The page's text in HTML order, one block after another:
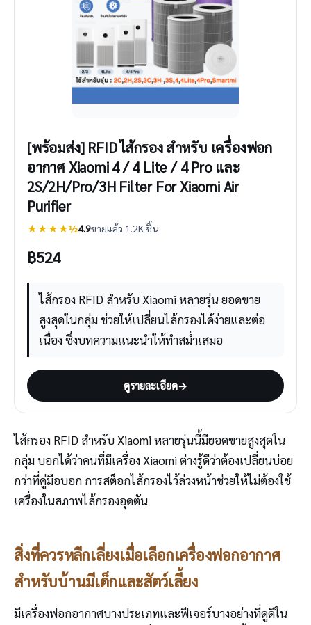
[พร้อมส่ง] RFID ไส้กรอง สำหรับ เครื่องฟอก
อากาศ Xiaomi 4 / 4 Lite / 4 Pro และ
2S/2H/Pro/3H Filter For Xiaomi Air
Purifier
★★★★½4.9ขายแล้ว 1.2K ชิ้น
฿524
ไส้กรอง RFID สำหรับ Xiaomi หลายรุ่น ยอดขาย
สูงสุดในกลุ่ม ช่วยให้เปลี่ยนไส้กรองได้ง่ายและต่อ
เนื่อง ซึ่งบทความแนะนำให้ทำสม่ำเสมอ
ดูรายละเอียด→
ไส้กรอง RFID สำหรับ Xiaomi หลายรุ่นนี้มียอดขายสูงสุดใน
กลุ่ม บอกได้ว่าคนที่มีเครื่อง Xiaomi ต่างรู้ดีว่าต้องเปลี่ยนบ่อย
กว่าที่คู่มือบอก การสต็อกไส้กรองไว้ล่วงหน้าช่วยให้ไม่ต้องใช้
เครื่องในสภาพไส้กรองอุดตัน
สิ่งที่ควรหลีกเลี่ยงเมื่อเลือกเครื่องฟอกอากาศ
สำหรับบ้านมีเด็กและสัตว์เลี้ยง
มีเครื่องฟอกอากาศบางประเภทและฟีเจอร์บางอย่างที่ดูดีใน